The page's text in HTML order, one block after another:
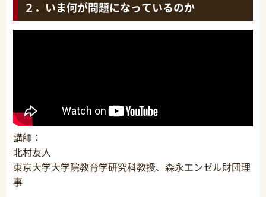
２．いま何が問題になっているのか
講師：
北村友人
東京大学大学院教育学研究科教授、森永エンゼル財団理
事